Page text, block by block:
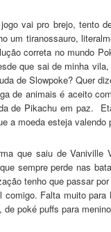
vai pro brejo, tento
um tiranossauro,
correta no mundo
que sai de minha
de Slowpoke? Quer
de animais é aceito
de Pikachu em paz.
a moeda esteja
que saiu de
sempre perde nas
tenho que passar
Falta muito
poké puffs para